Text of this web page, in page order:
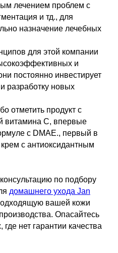
лечением проблем с
и тд., для
назначение лечебных
для этой компании
и
постоянно инвестирует
разработку новых
отметить продукт с
витамина C, впервые
с DMAE., первый в
с антиоксидантным
по подбору
домашнего ухода Jan
вашей кожи
Опасайтесь
нет гарантии качества